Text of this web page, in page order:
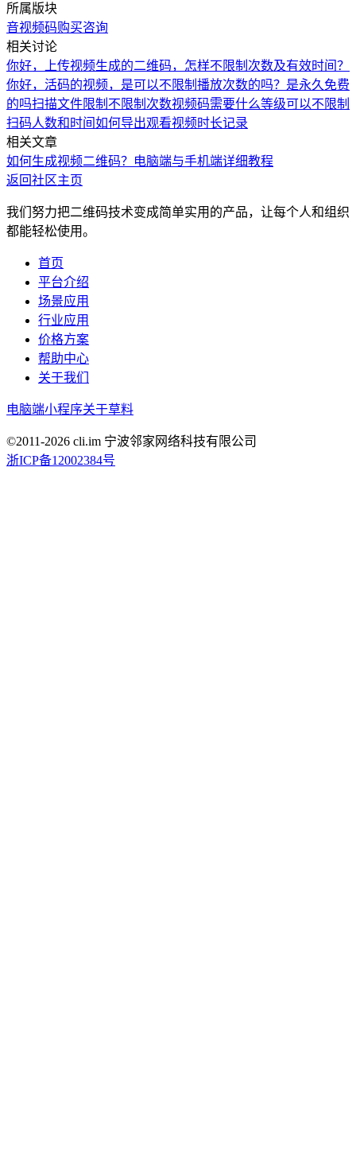
所属版块
音视频码购买咨询
相关讨论
你好，上传视频生成的二维码，怎样不限制次数及有效时间？
你好，活码的视频，是可以不限制播放次数的吗？是永久免费
的吗扫描文件限制不限制次数视频码需要什么等级可以不限制
扫码人数和时间如何导出观看视频时长记录
相关文章
如何生成视频二维码？电脑端与手机端详细教程
返回社区主页
我们努力把二维码技术变成简单实用的产品，让每个人和组织
都能轻松使用。
首页
平台介绍
场景应用
行业应用
价格方案
帮助中心
关于我们
电脑端小程序关于草料
©2011-2026 cli.im 宁波邻家网络科技有限公司
浙ICP备12002384号